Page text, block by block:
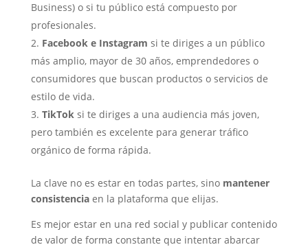
Business) o si tu público está compuesto por
profesionales.
Facebook e Instagram si te diriges a un público
más amplio, mayor de 30 años, emprendedores o
consumidores que buscan productos o servicios de
estilo de vida.
TikToksi te diriges a una audiencia más joven,
pero también es excelente para generar tráfico
orgánico de forma rápida.
La clave no es estar en todas partes, sino mantener
consistenciaen la plataforma que elijas.
Es mejor estar en una red social y publicar contenido
de valor de forma constante que intentar abarcar